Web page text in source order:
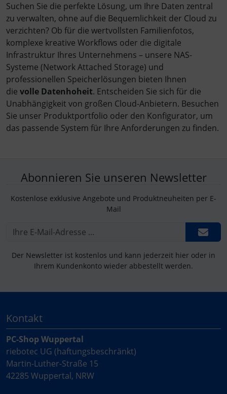
Suchen Sie die perfekte Lösung, um Ihre Daten zentral
zu verwalten, ohne auf die Bequemlichkeit der Cloud zu
verzichten? Ob für die wertvollsten Familienfotos,
komplexe kreative Workflows oder die digitale
Infrastruktur Ihres Unternehmens – unsere NAS-
Systeme (Network Attached Storage) und
professionellen Speicherlösungen bieten Ihnen
die volle Datenhoheit. Entscheiden Sie sich für die
Unabhängigkeit von großen Cloud-Anbietern. Besuchen
Sie unser Produktportfolio oder den Konfigurator, um
das passende System für Ihre Anforderungen zu finden.
Abonnieren Sie unseren Newsletter
Kostenlose exklusive Angebote und Produktneuheiten per E-
Mail
Der Newsletter ist kostenlos und kann jederzeit hier oder in
Ihrem Kundenkonto wieder abbestellt werden.
Kontakt
PC-Shop Wuppertal
riebotec UG (haftungsbeschränkt)
Martin-Luther-Straße 15
42285 Wuppertal, NRW